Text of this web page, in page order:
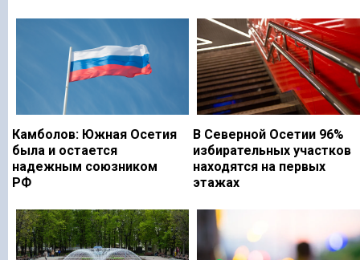
Камболов: Южная Осетия
была и остается
надежным союзником
РФ
В Северной Осетии 96%
избирательных участков
находятся на первых
этажах